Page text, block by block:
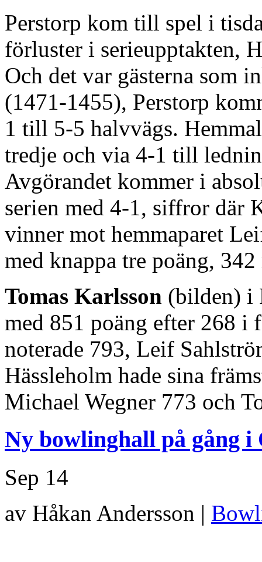
Perstorp kom till spel i
förluster i serieupptakten,
Och det var gästerna som
(1471-1455), Perstorp
1 till 5-5 halvvägs.
tredje och via 4-1 till
Avgörandet kommer i
serien med 4-1, siffror där
vinner mot hemmaparet
med knappa tre poäng,
Tomas Karlsson (bilden) i
med 851 poäng efter 268 i
noterade 793, Leif
Hässleholm hade sina
Michael Wegner 773 och
Ny bowlinghall på gång
Sep 14
av Håkan Andersson |